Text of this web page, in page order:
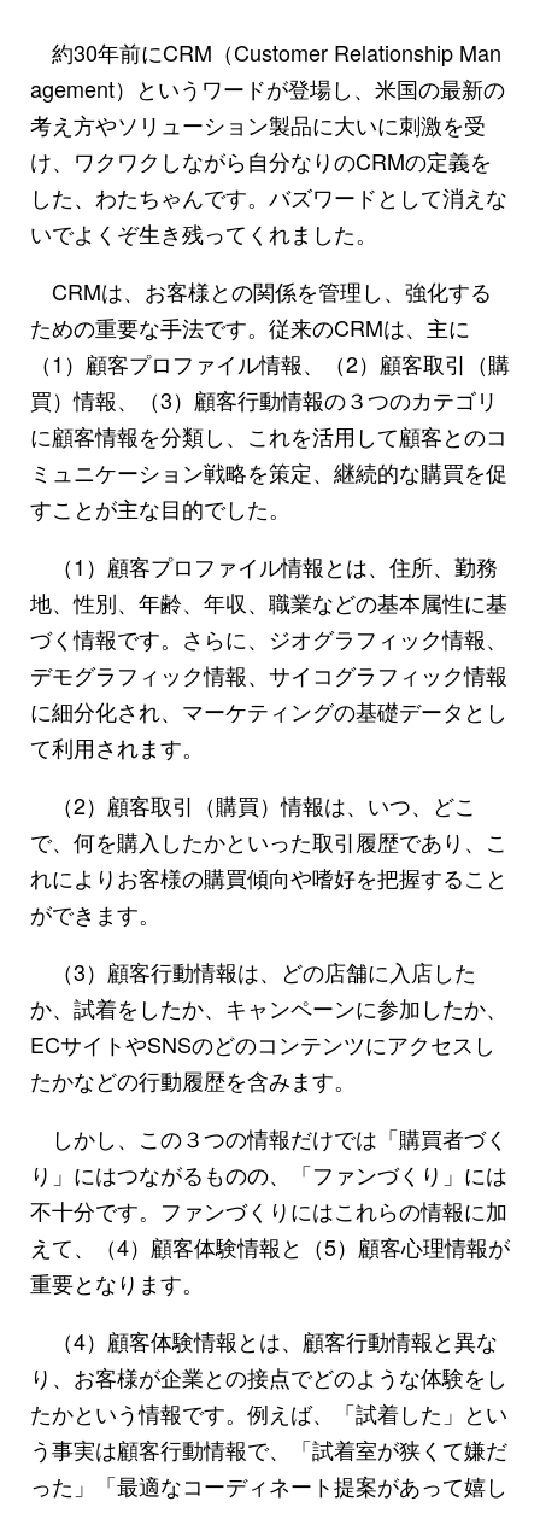
約30年前にCRM（Customer Relationship Man
agement）というワードが登場し、米国の最新の
考え方やソリューション製品に大いに刺激を受
け、ワクワクしながら自分なりのCRMの定義を
した、わたちゃんです。バズワードとして消えな
いでよくぞ生き残ってくれました。
CRMは、お客様との関係を管理し、強化する
ための重要な手法です。従来のCRMは、主に
（1）顧客プロファイル情報、（2）顧客取引（購
買）情報、（3）顧客行動情報の３つのカテゴリ
に顧客情報を分類し、これを活用して顧客とのコ
ミュニケーション戦略を策定、継続的な購買を促
すことが主な目的でした。
（1）顧客プロファイル情報とは、住所、勤務
地、性別、年齢、年収、職業などの基本属性に基
づく情報です。さらに、ジオグラフィック情報、
デモグラフィック情報、サイコグラフィック情報
に細分化され、マーケティングの基礎データとし
て利用されます。
（2）顧客取引（購買）情報は、いつ、どこ
で、何を購入したかといった取引履歴であり、こ
れによりお客様の購買傾向や嗜好を把握すること
ができます。
（3）顧客行動情報は、どの店舗に入店した
か、試着をしたか、キャンペーンに参加したか、
ECサイトやSNSのどのコンテンツにアクセスし
たかなどの行動履歴を含みます。
しかし、この３つの情報だけでは「購買者づく
り」にはつながるものの、「ファンづくり」には
不十分です。ファンづくりにはこれらの情報に加
えて、（4）顧客体験情報と（5）顧客心理情報が
重要となります。
（4）顧客体験情報とは、顧客行動情報と異な
り、お客様が企業との接点でどのような体験をし
たかという情報です。例えば、「試着した」とい
う事実は顧客行動情報で、「試着室が狭くて嫌だ
った」「最適なコーディネート提案があって嬉し